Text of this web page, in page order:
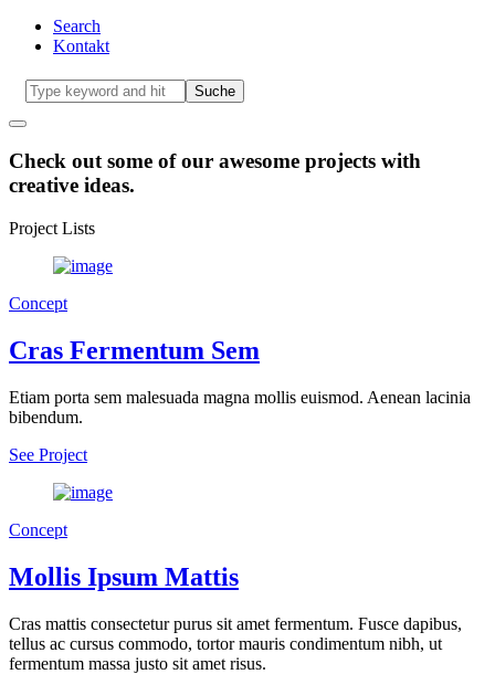
Navigation
other
Search
Kontakt
Suche
Check out some of our awesome projects with
creative ideas.
Project Lists
Concept
Cras Fermentum Sem
Etiam porta sem malesuada magna mollis euismod. Aenean lacinia
bibendum.
See Project
Concept
Mollis Ipsum Mattis
Cras mattis consectetur purus sit amet fermentum. Fusce dapibus,
tellus ac cursus commodo, tortor mauris condimentum nibh, ut
fermentum massa justo sit amet risus.